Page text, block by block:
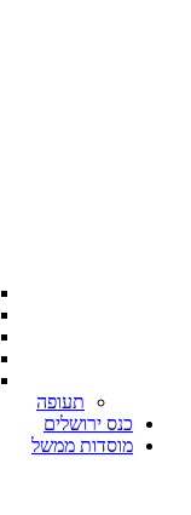
תעופה
כנס ירושלים
מוסדות ממשל